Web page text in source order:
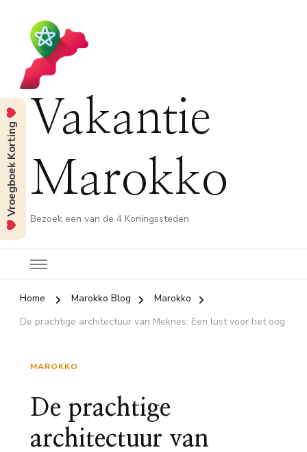
Vakantie
Marokko
Bezoek een van de 4 Koningssteden
Home Marokko Blog
Marokko
De prachtige architectuur van Meknes: Een lust voor het oog
MAROKKO
De prachtige
architectuur van
Vroegboek Korting